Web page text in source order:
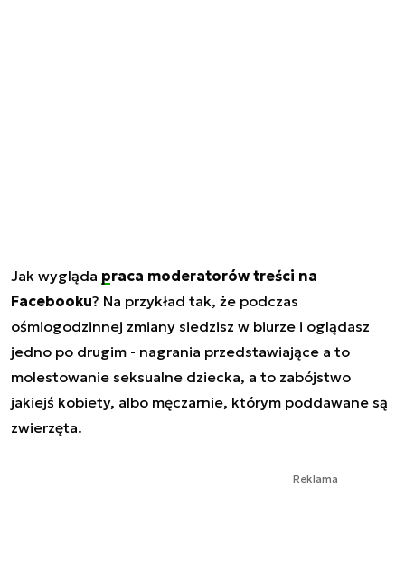
Jak wygląda praca moderatorów treści na
Facebooku? Na przykład tak, że podczas
ośmiogodzinnej zmiany siedzisz w biurze i oglądasz
jedno po drugim - nagrania przedstawiające a to
molestowanie seksualne dziecka, a to zabójstwo
jakiejś kobiety, albo męczarnie, którym poddawane są
zwierzęta.
Reklama